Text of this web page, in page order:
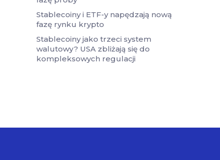
Stablecoiny i ETF-y napędzają nową
fazę rynku krypto
Stablecoiny jako trzeci system
walutowy? USA zbliżają się do
kompleksowych regulacji